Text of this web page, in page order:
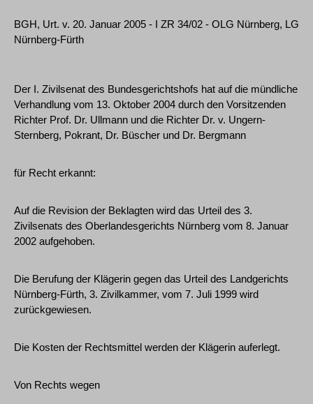
BGH, Urt. v. 20. Januar 2005 - I ZR 34/02 - OLG Nürnberg, LG
Nürnberg-Fürth
Der I. Zivilsenat des Bundesgerichtshofs hat auf die mündliche
Verhandlung vom 13. Oktober 2004 durch den Vorsitzenden
Richter Prof. Dr. Ullmann und die Richter Dr. v. Ungern-
Sternberg, Pokrant, Dr. Büscher und Dr. Bergmann
für Recht erkannt:
Auf die Revision der Beklagten wird das Urteil des 3.
Zivilsenats des Oberlandesgerichts Nürnberg vom 8. Januar
2002 aufgehoben.
Die Berufung der Klägerin gegen das Urteil des Landgerichts
Nürnberg-Fürth, 3. Zivilkammer, vom 7. Juli 1999 wird
zurückgewiesen.
Die Kosten der Rechtsmittel werden der Klägerin auferlegt.
Von Rechts wegen